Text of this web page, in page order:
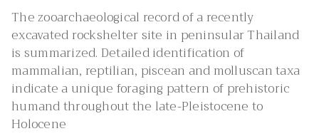
The zooarchaeological record of a recently
excavated rockshelter site in peninsular Thailand
is summarized. Detailed identification of
mammalian, reptilian, piscean and molluscan taxa
indicate a unique foraging pattern of prehistoric
humand throughout the late-Pleistocene to
Holocene